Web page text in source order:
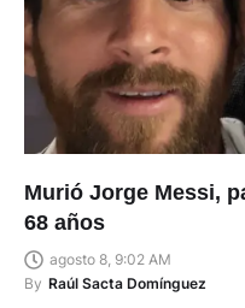
Murió Jorge Messi,
68 años
agosto 8, 9:02 AM
By Raúl Sacta Domínguez